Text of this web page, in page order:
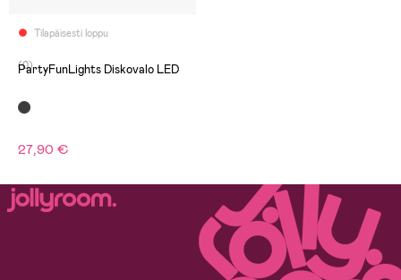
Tilapäisesti loppu
(0)
PartyFunLights Diskovalo LED
27,90 €